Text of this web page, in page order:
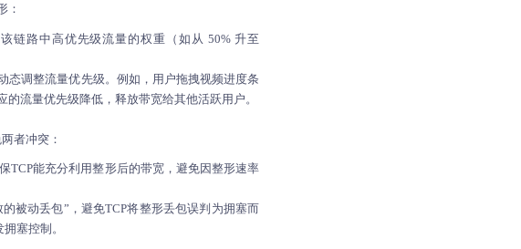
：
链路中高优先级流量的权重（如从 50% 升至
态调整流量优先级。例如，用户拖拽视频进度条
流量优先级降低，释放带宽给其他活跃用户。
者冲突：
TCP能充分利用整形后的带宽，避免因整形速率
被动丢包”，避免TCP将整形丢包误判为拥塞而
塞控制。